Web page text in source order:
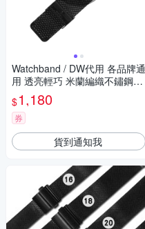
Watchband / DW代用 各品牌通
用 透亮輕巧 米蘭編織不鏽鋼錶
帶 黑色
$1,180
券
貨到通知我